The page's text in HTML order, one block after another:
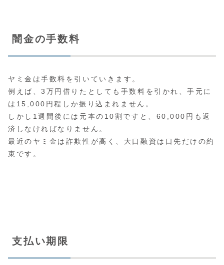
闇金の手数料
ヤミ金は手数料を引いていきます。
例えば、3万円借りたとしても手数料を引かれ、手元に
は15,000円程しか振り込まれません。
しかし1週間後には元本の10割ですと、60,000円も返
済しなければなりません。
最近のヤミ金は詐欺性が高く、大口融資は口先だけの約
束です。
支払い期限